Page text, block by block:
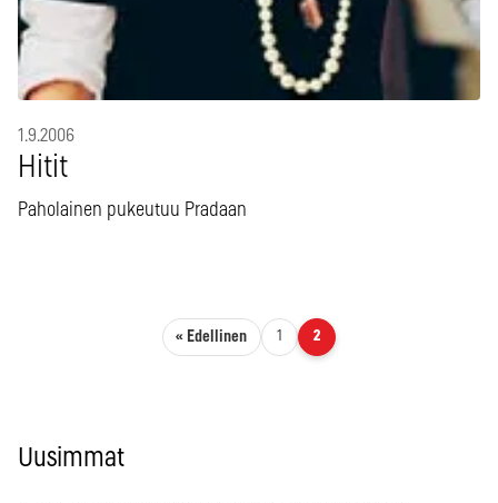
1.9.2006
Hitit
Paholainen pukeutuu Pradaan
Artikkelien sivutus
« Edellinen 1 2
Uusimmat